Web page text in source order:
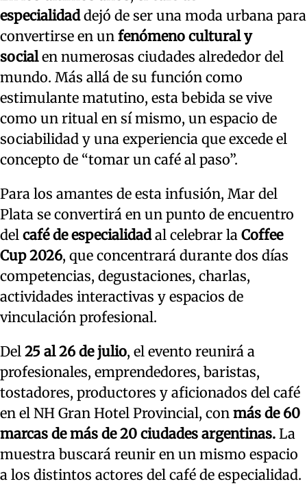
especialidaddejó de ser una moda urbana para
convertirse en un fenómeno cultural y
socialen numerosas ciudades alrededor del
mundo. Más allá de su función como
estimulante matutino, esta bebida se vive
como un ritual en sí mismo, un espacio de
sociabilidad y una experiencia que excede el
concepto de “tomar un café al paso”.
Para los amantes de esta infusión, Mar del
Plata se convertirá en un punto de encuentro
del café de especialidadal celebrar la Coffee
Cup 2026, que concentrará durante dos días
competencias, degustaciones, charlas,
actividades interactivas y espacios de
vinculación profesional.
Del 25 al 26 de julio, el evento reunirá a
profesionales, emprendedores, baristas,
tostadores, productores y aficionados del café
en el NH Gran Hotel Provincial, con más de 60
marcas de más de 20 ciudades argentinas. La
muestra buscará reunir en un mismo espacio
a los distintos actores del café de especialidad.